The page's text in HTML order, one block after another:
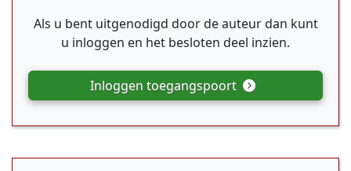
Als u bent uitgenodigd door de auteur dan kunt
u inloggen en het besloten deel inzien.
Inloggen toegangspoort